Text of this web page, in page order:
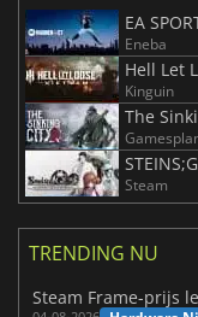
EA
Eneba
Hell Let
Kinguin
The
Steam
TRENDING NU